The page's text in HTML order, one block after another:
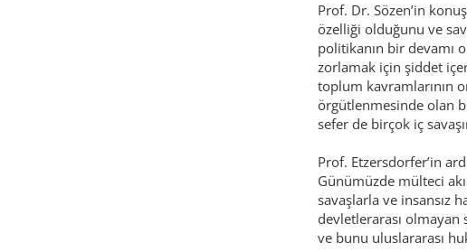
Prof. Dr. Sözen’in
özelliği olduğunu ve
politikanın bir devamı
zorlamak için şiddet
toplum kavramlarının
örgütlenmesinde olan
sefer de birçok iç
Prof. Etzersdorfer’in
Günümüzde mülteci
savaşlarla ve insansız
devletlerarası olmayan
ve bunu uluslararası